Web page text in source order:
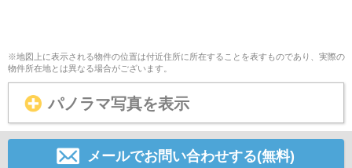
※地図上に表示される物件の位置は付近住所に所在することを表すものであり、実際の
物件所在地とは異なる場合がございます。
パノラマ写真を表示
メールでお問い合わせする(無料)